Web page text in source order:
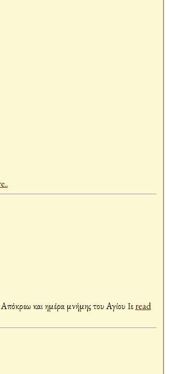
και ημέρα μνήμης του Αγίου Ιεread